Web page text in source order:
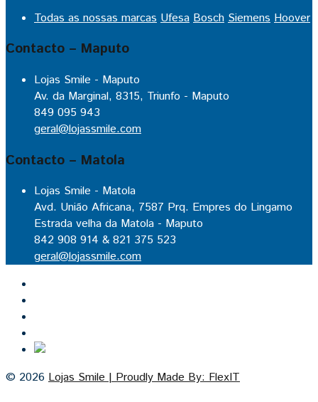
Todas as nossas marcas Ufesa Bosch Siemens Hoover
Contacto – Maputo
Lojas Smile - Maputo
Av. da Marginal, 8315, Triunfo - Maputo
849 095 943
geral@lojassmile.com
Contacto – Matola
Lojas Smile - Matola
Avd. União Africana, 7587 Prq. Empres do Lingamo
Estrada velha da Matola - Maputo
842 908 914 & 821 375 523
geral@lojassmile.com
© 2026 Lojas Smile | Proudly Made By: FlexIT